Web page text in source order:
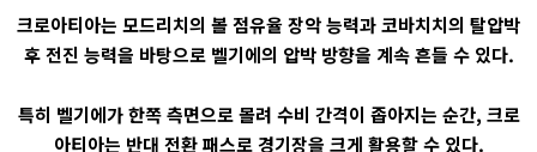
크로아티아는 모드리치의 볼 점유율 장악 능력과 코바치치의 탈압박
후 전진 능력을 바탕으로 벨기에의 압박 방향을 계속 흔들 수 있다.
특히 벨기에가 한쪽 측면으로 몰려 수비 간격이 좁아지는 순간, 크로
아티아는 반대 전환 패스로 경기장을 크게 활용할 수 있다.